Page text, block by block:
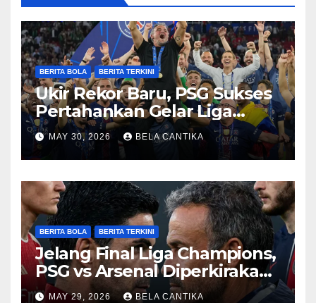
BERITA BOLA BERITA TERKINI
Ukir Rekor Baru, PSG Sukses
Pertahankan Gelar Liga
Champions
MAY 30, 2026 BELA CANTIKA
BERITA BOLA BERITA TERKINI
Jelang Final Liga Champions,
PSG vs Arsenal Diperkirakan
Sengit
MAY 29, 2026 BELA CANTIKA